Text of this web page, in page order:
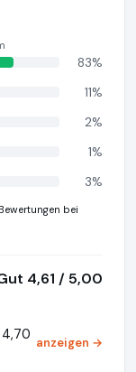
83%
11%
2%
1%
3%
bei
4,61 / 5,00
anzeigen →